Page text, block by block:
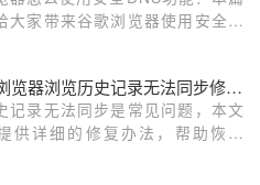
大家带来谷歌浏览器使用安全安
Google浏览器浏览历史记录无法同步修复办法
记录无法同步是常见问题，本文
供详细的修复办法，帮助恢复